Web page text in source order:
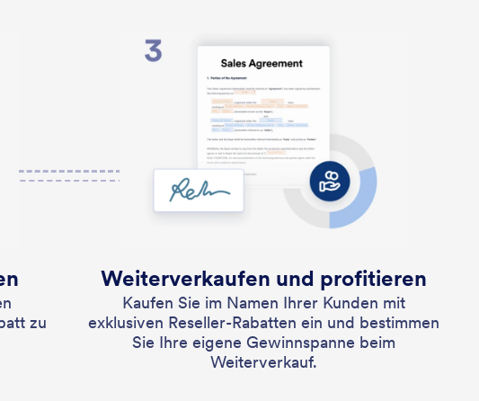
zu
Weiterverkaufen und profitieren
Kaufen Sie im Namen Ihrer Kunden mit
exklusiven Reseller-Rabatten ein und bestimmen
Sie Ihre eigene Gewinnspanne beim
Weiterverkauf.